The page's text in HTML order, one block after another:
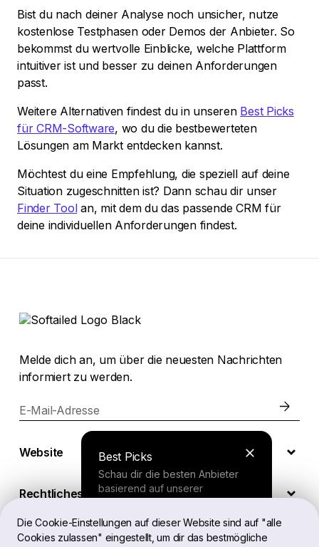
Die Cookie-Einstellungen auf dieser Website sind auf "alle
Cookies zulassen" eingestellt, um dir das bestmögliche
Bist du nach deiner Analyse noch unsicher, nutze
kostenlose Testphasen oder Demos der Anbieter. So
bekommst du wertvolle Einblicke, welche Plattform
intuitiver ist und besser zu deinen Anforderungen
passt.
Weitere Alternativen findest du in unseren Best Picks
für CRM-Software, wo du die bestbewerteten
Lösungen am Markt entdecken kannst.
Möchtest du eine Empfehlung, die speziell auf deine
Situation zugeschnitten ist? Dann schau dir unser
Finder Toolan, mit dem du das passende CRM für
deine individuellen Anforderungen findest.
Best Picks
Schau dir die besten Anbieter
basierend auf unserer
Melde dich an, um über die neuesten Nachrichten
informiert zu werden.
E-Mail-Adresse
Website
Rechtliches
DE